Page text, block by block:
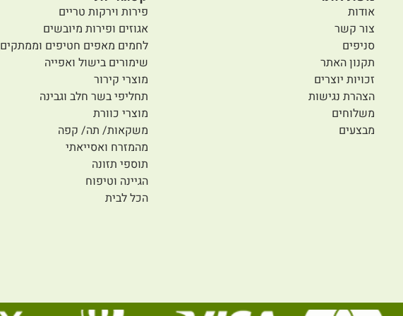
אודות
צור קשר
סניפים
תקנון האתר
זכויות יוצרים
הצהרת נגישות
משלוחים
מבצעים
פירות וירקות טריים
אגוזים ופירות מיובשים
לחמים מאפים חטיפים וממתקים
שימורים בישול ואפייה
מוצרי קירור
תחליפי בשר חלב וגבינה
מוצרי כוורת
משקאות/ תה/ קפה
מהמזרח ואסייאתי
תוספי תזונה
הגיינה וטיפוח
הכל לבית